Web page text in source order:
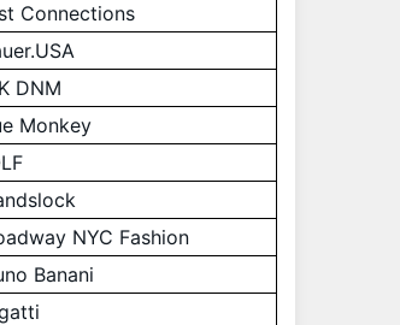
Connections
DNM
Monkey
NYC Fashion
Banani